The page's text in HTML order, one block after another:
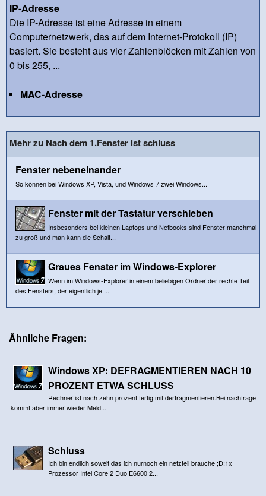
IP-Adresse
Die IP-Adresse ist eine Adresse in einem
Computernetzwerk, das auf dem Internet-Protokoll (IP)
basiert. Sie besteht aus vier Zahlenblöcken mit Zahlen von
0 bis 255, ...
MAC-Adresse
Mehr zu Nach dem 1.Fenster ist schluss
Fenster nebeneinander
So können bei Windows XP, Vista, und Windows 7 zwei Windows...
Fenster mit der Tastatur verschieben
Insbesonders bei kleinen Laptops und Netbooks sind Fenster manchmal
zu groß und man kann die Schalt...
Graues Fenster im Windows-Explorer
Wenn im Windows-Explorer in einem beliebigen Ordner der rechte Teil
des Fensters, der eigentlich je ...
Ähnliche Fragen:
Windows XP: DEFRAGMENTIEREN NACH 10
PROZENT ETWA SCHLUSS
Rechner ist nach zehn prozent fertig mit derfragmentieren.Bei nachfrage
kommt aber immer wieder Meld...
Schluss
Ich bin endlich soweit das ich nurnoch ein netzteil brauche ;D:1x
Prozessor Intel Core 2 Duo E6600 2...